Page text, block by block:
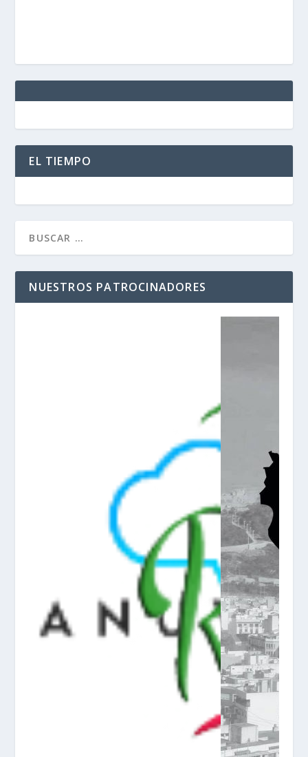
EL TIEMPO
NUESTROS PATROCINADORES